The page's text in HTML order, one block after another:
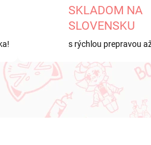
SKLADOM NA
SLOVENSKU
s rýchlou prepravou